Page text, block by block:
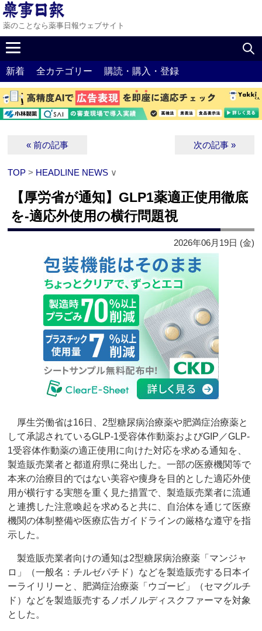
薬のことなら薬事日報ウェブサイト
新着 全カテゴリー 購読・購入・登録
« 前の記事 次の記事 »
TOP > HEADLINE NEWS ∨
【厚労省が通知】GLP1薬適正使用徹底
を‐適応外使用の横行問題視
2026年06月19日 (金)
厚生労働省は16日、2型糖尿病治療薬や肥満症治療薬と
して承認されているGLP-1受容体作動薬およびGIP／GLP-
1受容体作動薬の適正使用に向けた対応を求める通知を、
製造販売業者と都道府県に発出した。一部の医療機関等で
本来の治療目的ではない美容や痩身を目的とした適応外使
用が横行する実態を重く見た措置で、製造販売業者に流通
と連携した注意喚起を求めると共に、自治体を通じて医療
機関の体制整備や医療広告ガイドラインの厳格な遵守を指
示した。
製造販売業者向けの通知は2型糖尿病治療薬「マンジャ
ロ」（一般名：チルゼパチド）などを製造販売する日本イ
ーライリリーと、肥満症治療薬「ウゴービ」（セマグルチ
ド）などを製造販売するノボノルディスクファーマを対象
とした。